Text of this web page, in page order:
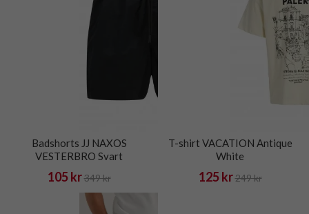
Badshorts JJ NAXOS
VESTERBRO Svart
105 kr 349 kr
T-shirt VACATION Antique
White
125 kr 249 kr